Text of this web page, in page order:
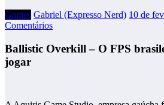
Games Gabriel (Expresso Nerd) 10 de
Comentários
Ballistic Overkill – O FPS
jogar